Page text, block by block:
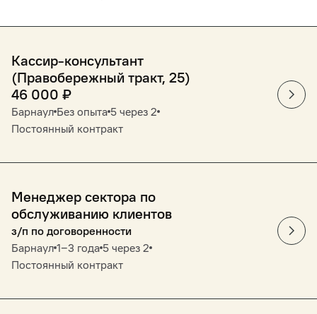
Кассир-консультант
(Правобережный тракт, 25)
46 000 ₽
Барнаул Без опыта 5 через 2
Постоянный контракт
Менеджер сектора по
обслуживанию клиентов
з/п по договоренности
Барнаул 1‒3 года 5 через 2
Постоянный контракт